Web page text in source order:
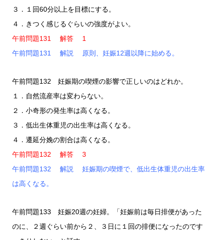
３．１回60分以上を目標にする。
４．きつく感じるぐらいの強度がよい。
午前問題131 解答 1
午前問題131 解説 原則、妊娠12週以降に始める。
午前問題132 妊娠期の喫煙の影響で正しいのはどれか。
１．自然流産率は変わらない。
２．小奇形の発生率は高くなる。
３．低出生体重児の出生率は高くなる。
４．遷延分娩の割合は高くなる。
午前問題132 解答 3
午前問題132 解説 妊娠期の喫煙で、低出生体重児の出生率
は高くなる。
午前問題133 妊娠20週の妊婦。「妊娠前は毎日排便があった
のに、２週ぐらい前から２、３日に１回の排便になったのです